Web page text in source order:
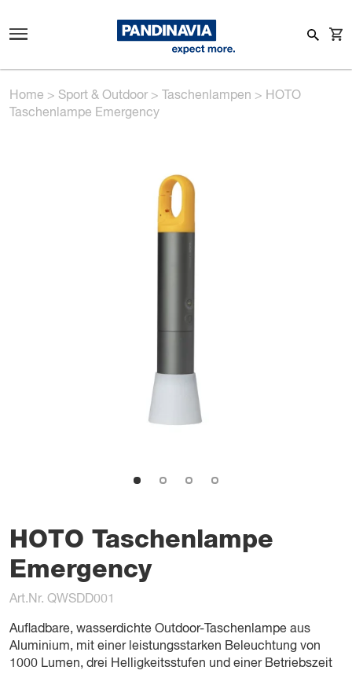
Home > Sport & Outdoor> Taschenlampen > HOTO
Taschenlampe Emergency
HOTO Taschenlampe
Emergency
Art.Nr. QWSDD001
Aufladbare, wasserdichte Outdoor-Taschenlampe aus
Aluminium, mit einer leistungsstarken Beleuchtung von
1000 Lumen, drei Helligkeitsstufen und einer Betriebszeit